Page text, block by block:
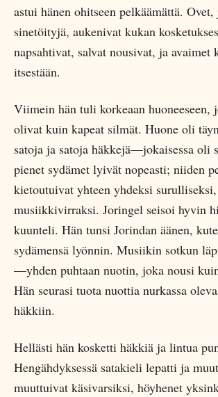
astui hänen ohitseen pelkäämättä.
sinetöityjä, aukenivat kukan
napsahtivat, salvat nousivat, ja avaimet
itsestään.
Viimein hän tuli korkeaan huoneeseen,
olivat kuin kapeat silmät. Huone oli
satoja ja satoja häkkejä—jokaisessa oli
pienet sydämet lyivät nopeasti; niiden
kietoutuivat yhteen yhdeksi
musiikkivirraksi. Joringel seisoi hyvin
kuunteli. Hän tunsi Jorindan äänen,
sydämensä lyönnin. Musiikin sotkun
—yhden puhtaan nuotin, joka nousi
Hän seurasi tuota nuottia nurkassa
häkkiin.
Hellästi hän kosketti häkkiä ja lintua
Hengähdyksessä satakieli lepatti ja
muuttuivat käsivarsiksi, höyhenet